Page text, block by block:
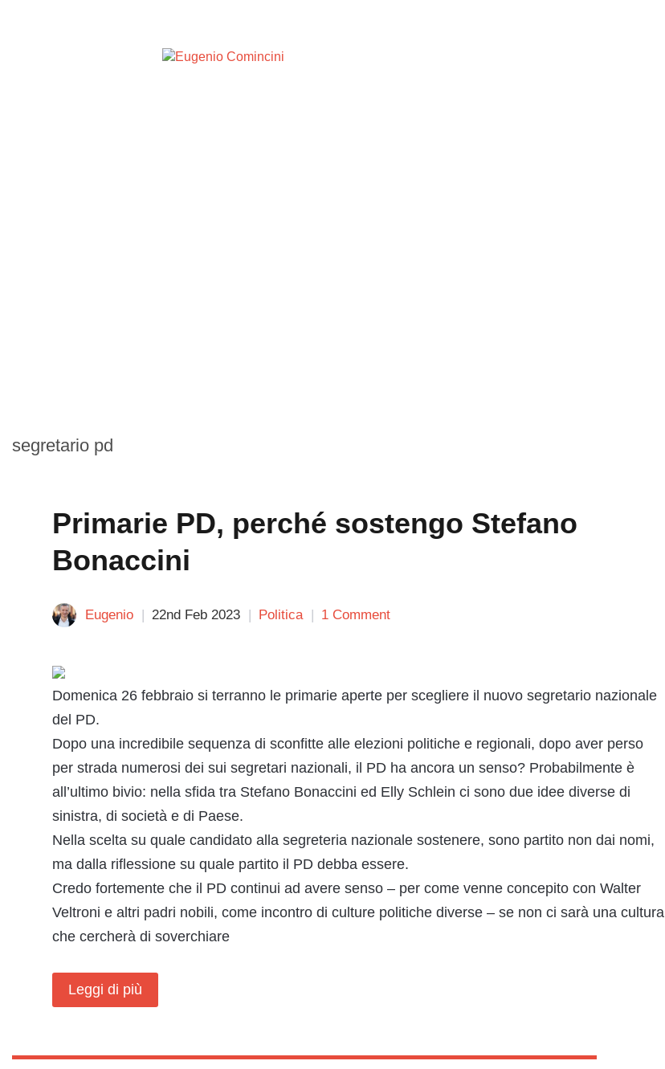
segretario pd
Primarie PD, perché sostengo Stefano
Bonaccini
Eugenio 22nd Feb 2023 Politica 1 Comment
Domenica 26 febbraio si terranno le primarie aperte per scegliere il nuovo segretario nazionale
del PD.
Dopo una incredibile sequenza di sconfitte alle elezioni politiche e regionali, dopo aver perso
per strada numerosi dei sui segretari nazionali, il PD ha ancora un senso? Probabilmente è
all’ultimo bivio: nella sfida tra Stefano Bonaccini ed Elly Schlein ci sono due idee diverse di
sinistra, di società e di Paese.
Nella scelta su quale candidato alla segreteria nazionale sostenere, sono partito non dai nomi,
ma dalla riflessione su quale partito il PD debba essere.
Credo fortemente che il PD continui ad avere senso – per come venne concepito con Walter
Veltroni e altri padri nobili, come incontro di culture politiche diverse – se non ci sarà una cultura
che cercherà di soverchiare
Leggi di più